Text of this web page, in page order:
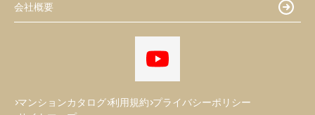
会社概要
マンションカタログ 利用規約 プライバシーポリシー